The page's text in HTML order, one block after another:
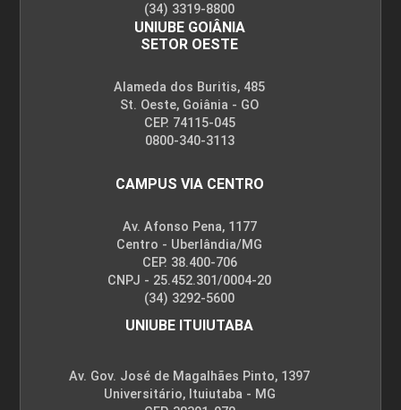
(34) 3319-8800
UNIUBE GOIÂNIA
SETOR OESTE
Alameda dos Buritis, 485
St. Oeste, Goiânia - GO
CEP. 74115-045
0800-340-3113
CAMPUS VIA CENTRO
Av. Afonso Pena, 1177
Centro - Uberlândia/MG
CEP. 38.400-706
CNPJ - 25.452.301/0004-20
(34) 3292-5600
UNIUBE ITUIUTABA
Av. Gov. José de Magalhães Pinto, 1397
Universitário, Ituiutaba - MG